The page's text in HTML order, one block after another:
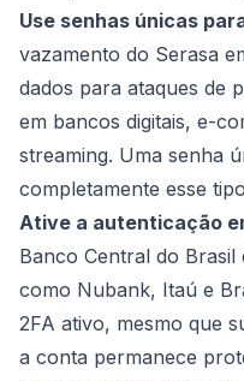
Use senhas únicas
vazamento do Serasa
dados para ataques de
em bancos digitais, e-
streaming. Uma senha
completamente esse
Ative a autenticação
Banco Central do Brasil
como Nubank, Itaú e
2FA ativo, mesmo que
a conta permanece